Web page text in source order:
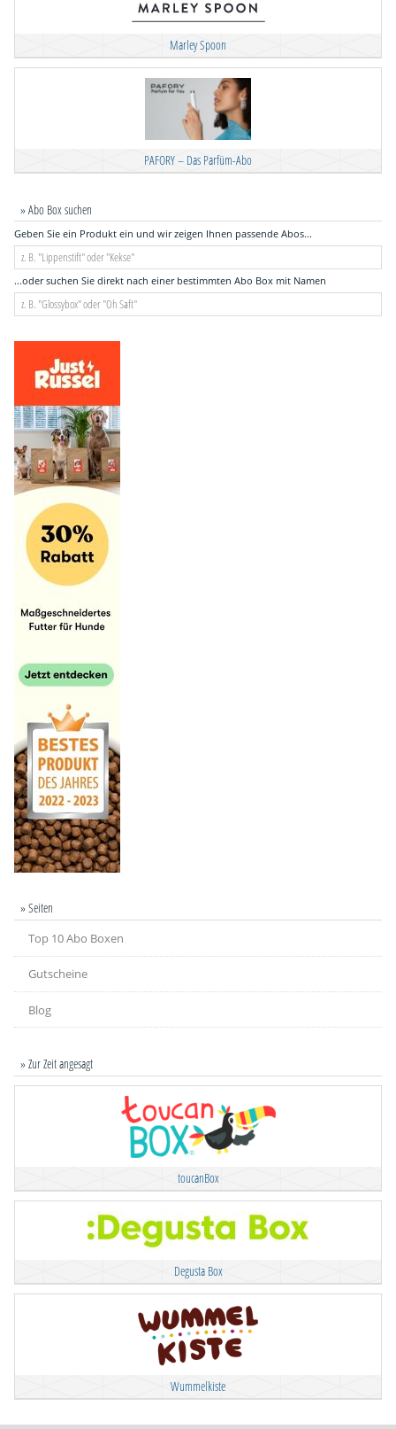
Marley Spoon
PAFORY – Das Parfüm-Abo
» Abo Box suchen
Geben Sie ein Produkt ein und wir zeigen Ihnen passende Abos...
...oder suchen Sie direkt nach einer bestimmten Abo Box mit Namen
» Seiten
Top 10 Abo Boxen
Gutscheine
Blog
» Zur Zeit angesagt
toucanBox
Degusta Box
Wummelkiste